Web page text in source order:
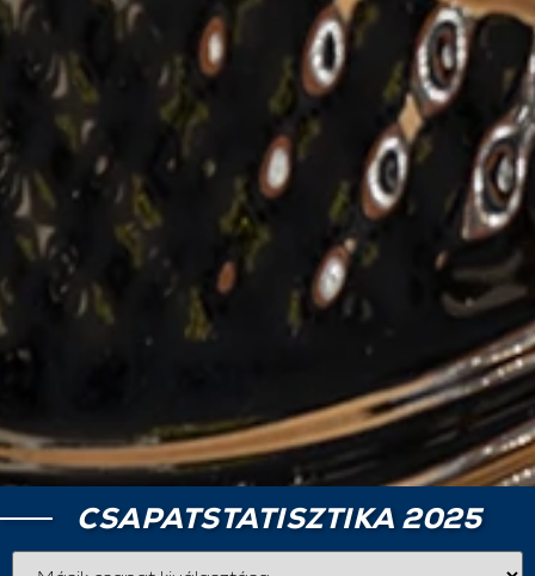
CSAPATSTATISZTIKA 2025